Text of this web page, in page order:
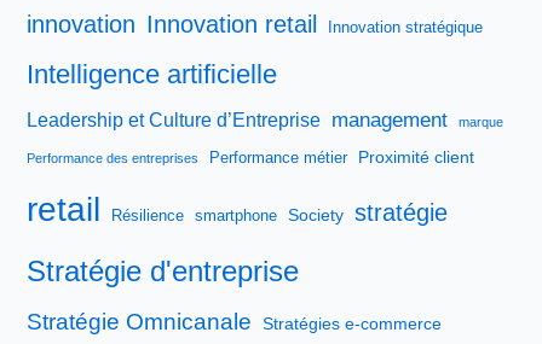
innovation Innovation retail Innovation stratégique
Intelligence artificielle
Leadership et Culture d’Entreprise management marque
Performance des entreprises Performance métier Proximité client
retail Résilience smartphone Society stratégie
Stratégie d'entreprise
Stratégie Omnicanale
Stratégies e-commerce